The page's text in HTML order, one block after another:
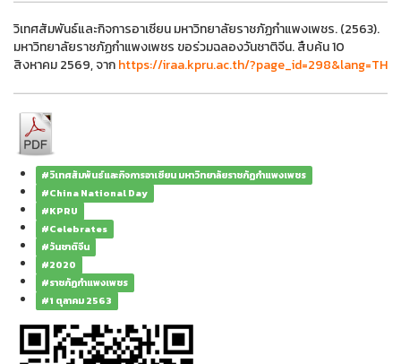
วิเทศสัมพันธ์และกิจการอาเซียน มหาวิทยาลัยราชภัฏกำแพงเพชร. (2563).
มหาวิทยาลัยราชภัฏกำแพงเพชร ขอร่วมฉลองวันชาติจีน. สืบค้น 10
สิงหาคม 2569, จากhttps://iraa.kpru.ac.th/?page_id=298&lang=TH
#วิเทศสัมพันธ์และกิจการอาเซียน มหาวิทยาลัยราชภัฏกำแพงเพชร
#China National Day
#KPRU
#Celebrates
#วันชาติจีน
#2020
#ราชภัฏกำแพงเพชร
#1 ตุลาคม 2563